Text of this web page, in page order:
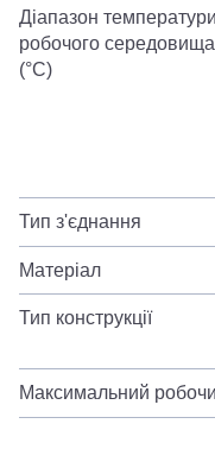
Діапазон температури
робочого
(°С)
Тип з'єднання
Матеріал
Тип конструкції
Максимальний